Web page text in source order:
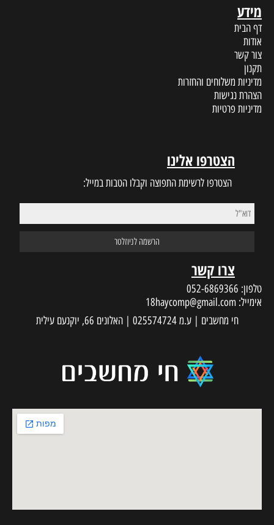
מידע
דף הבית
אודות
צור קשר
תקנון
מדיניות משלוחים והחזרות
הצהרת נגישות
מדיניות פרטיות
הצטרפו אלינו
הצטרפו לרשימת התפוצה וקבלו הטבות במייל:
צרו קשר
טלפון: 052-6869366
אימייל: 18haycomp@gmail.com
חי מחשבים | ע.מ 025574724 | האלונים 66, יוקנעם עילית